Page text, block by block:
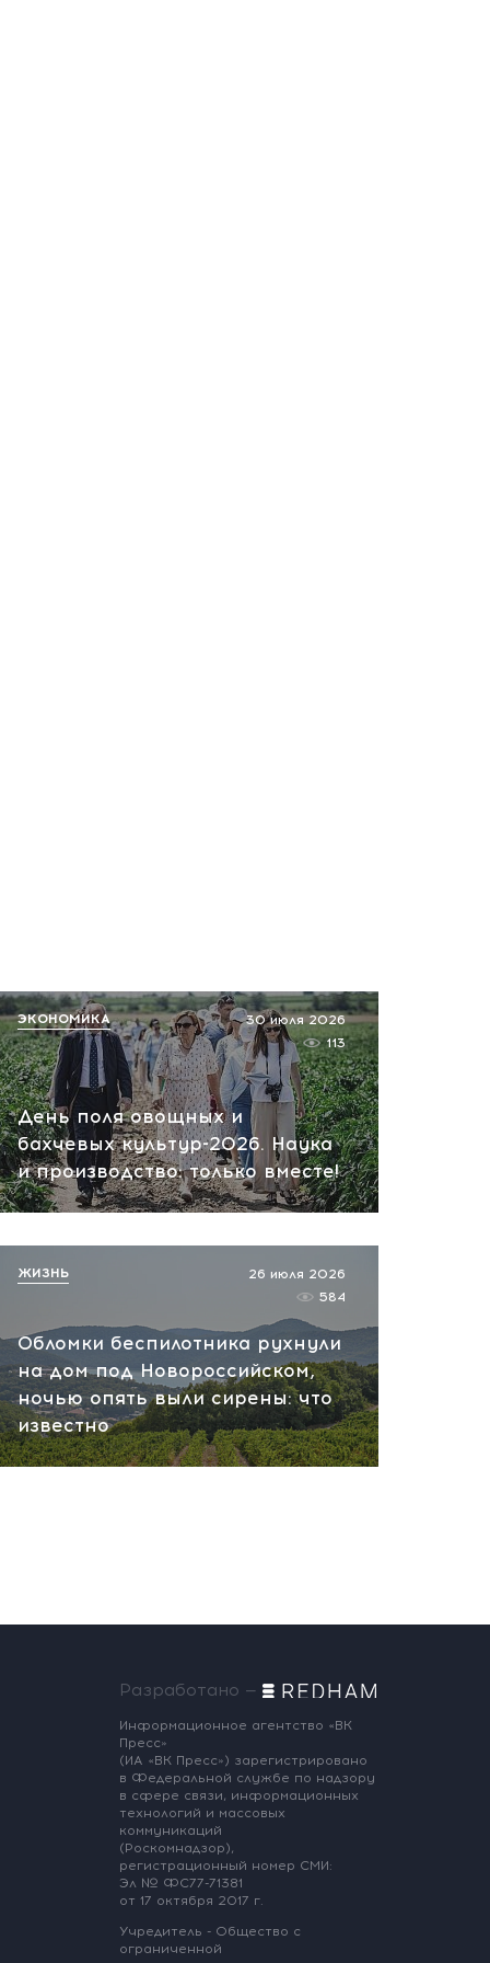
День поля овощных и
бахчевых культур-2026. Наука
и производство: только вместе!
30 июля 2026
113
ЭКОНОМИКА
Обломки беспилотника рухнули
на дом под Новороссийском,
ночью опять выли сирены: что
известно
26 июля 2026
584
ЖИЗНЬ
Разработано —
Информационное агентство «ВК
Пресс»
(ИА «ВК Пресс») зарегистрировано
в Федеральной службе по надзору
в сфере связи, информационных
технологий и массовых
коммуникаций
(Роскомнадзор),
регистрационный номер СМИ:
Эл № ФС77-71381
от 17 октября 2017 г.
Учредитель - Общество с
ограниченной